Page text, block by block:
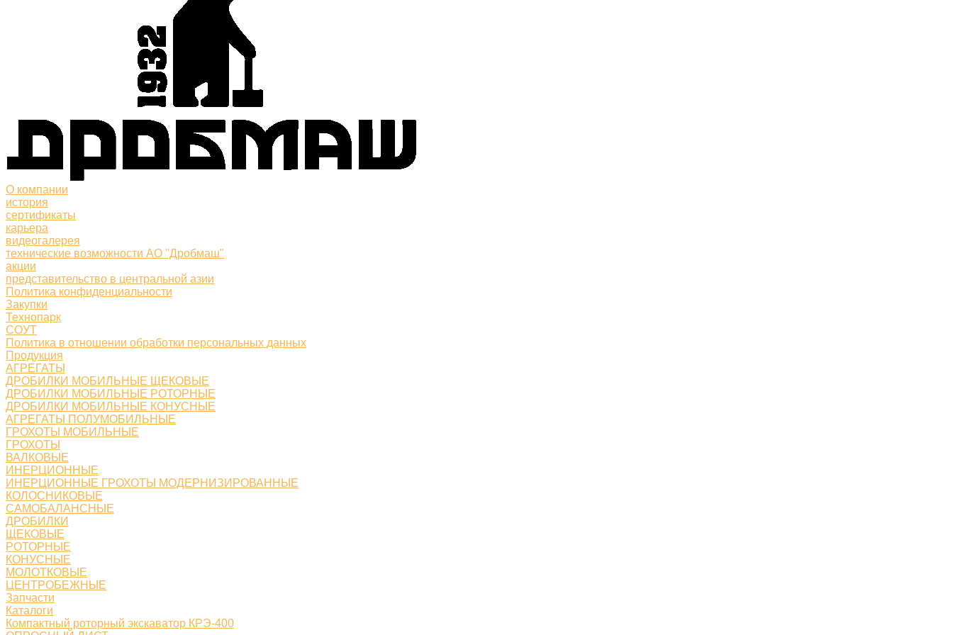
О компании
история
сертификаты
карьера
видеогалерея
технические возможности АО "Дробмаш"
акции
представительство в центральной азии
Политика конфиденциальности
Закупки
Технопарк
СОУТ
Политика в отношении обработки персональных данных
Продукция
АГРЕГАТЫ
ДРОБИЛКИ МОБИЛЬНЫЕ ЩЕКОВЫЕ
ДРОБИЛКИ МОБИЛЬНЫЕ РОТОРНЫЕ
ДРОБИЛКИ МОБИЛЬНЫЕ КОНУСНЫЕ
АГРЕГАТЫ ПОЛУМОБИЛЬНЫЕ
ГРОХОТЫ МОБИЛЬНЫЕ
ГРОХОТЫ
ВАЛКОВЫЕ
ИНЕРЦИОННЫЕ
ИНЕРЦИОННЫЕ ГРОХОТЫ МОДЕРНИЗИРОВАННЫЕ
КОЛОСНИКОВЫЕ
САМОБАЛАНСНЫЕ
ДРОБИЛКИ
ЩЕКОВЫЕ
РОТОРНЫЕ
КОНУСНЫЕ
МОЛОТКОВЫЕ
ЦЕНТРОБЕЖНЫЕ
Запчасти
Каталоги
Компактный роторный экскаватор КРЭ-400